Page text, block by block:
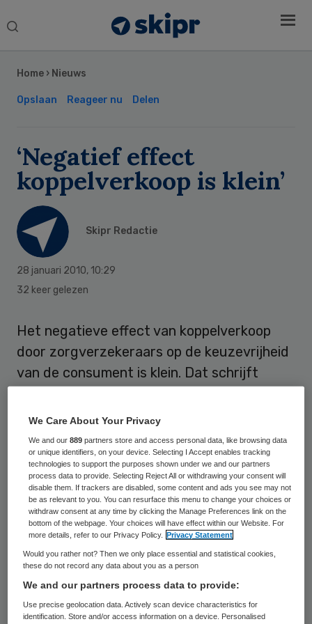
Search
Home › Nieuws
Opslaan Reageer nu Delen
‘Negatief effect
koppelverkoop is klein’
Skipr Redactie
28 januari 2010, 10:29
32 keer gelezen
Het negatieve effect van koppelverkoop
door zorgverzekeraars op de keuzevrijheid
van de consument is klein. Dat schrijft
Kamer. Klink baseert zich op een rapport
van de Nederlandse Zorgautoriteit (NZa).
Koppelverkoop
Verzekeraars mogen zelf bepalen of zij hun
aanvullende polissen koppelen aan de
basispolis. Als zij de aanvullende verzekering
los aanbieden, mogen ze hier ook een
toeslag voor vragen. Uit onderzoek van de
Consumentenbond blijkt dat er bij 24 van de
Sidebar
We Care About Your Privacy
We and our889 partners store and access personal data, like browsing data
or unique identifiers, on your device. Selecting I Accept enables tracking
technologies to support the purposes shown under we and our partners
process data to provide. Selecting Reject All or withdrawing your consent will
disable them. If trackers are disabled, some content and ads you see may not
be as relevant to you. You can resurface this menu to change your choices or
withdraw consent at any time by clicking the Manage Preferences link on the
bottom of the webpage. Your choices will have effect within our Website. For
more details, refer to our Privacy Policy.
Privacy Statement
Would you rather not? Then we only place essential and statistical cookies,
these do not record any data about you as a person
We and our partners process data to provide:
Use precise geolocation data. Actively scan device characteristics for
identification. Store and/or access information on a device. Personalised